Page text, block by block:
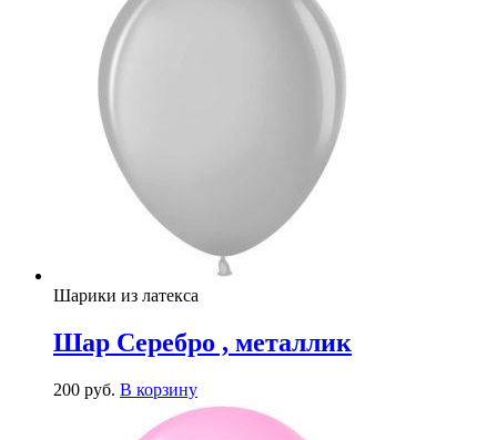
Шарики из латекса
Шар Серебро , металлик
200 руб. В корзину